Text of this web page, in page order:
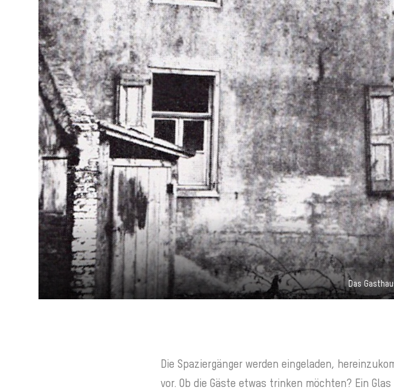
Das
Die Spaziergänger werden eingeladen,
vor. Ob die Gäste etwas trinken möchten? Ein